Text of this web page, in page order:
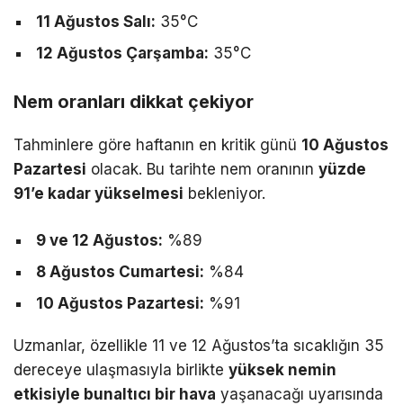
11 Ağustos Salı: 35°C
12 Ağustos Çarşamba: 35°C
Nem oranları dikkat çekiyor
Tahminlere göre haftanın en kritik günü 10 Ağustos
Pazartesi olacak. Bu tarihte nem oranının yüzde
91’e kadar yükselmesi bekleniyor.
9 ve 12 Ağustos: %89
8 Ağustos Cumartesi: %84
10 Ağustos Pazartesi: %91
Uzmanlar, özellikle 11 ve 12 Ağustos’ta sıcaklığın 35
dereceye ulaşmasıyla birlikte yüksek nemin
etkisiyle bunaltıcı bir hava yaşanacağı uyarısında